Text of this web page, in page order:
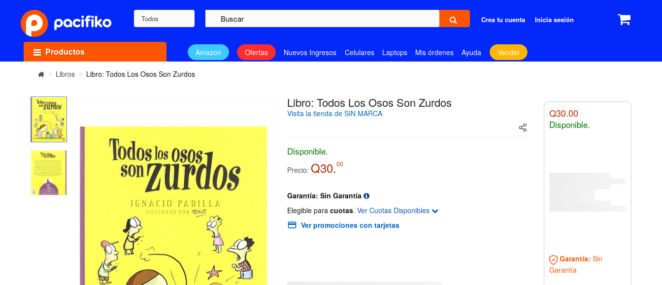
Todos Crea tu cuenta Inicia sesión
Productos Amazon Ofertas Nuevos Ingresos Celulares Laptops Mis órdenes Ayuda Vender
Libros Libro: Todos Los Osos Son Zurdos
Libro: Todos Los Osos Son Zurdos
Visita la tienda de SIN MARCA
Disponible.
Precio: Q30.00
Garantía: Sin Garantía
Elegible para cuotas. Ver Cuotas Disponibles
Ver promociones con tarjetas
Q30.00
Disponible.
Garantía: Sin
Garantía